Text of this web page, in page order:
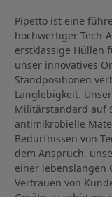
Pipetto ist eine
hochwertiger Tech-
erstklassige Hüllen
unser innovatives
Standpositionen
Langlebigkeit.
Militärstandard auf
antimikrobielle
Bedürfnissen von
dem Anspruch,
einer lebenslangen
Vertrauen von